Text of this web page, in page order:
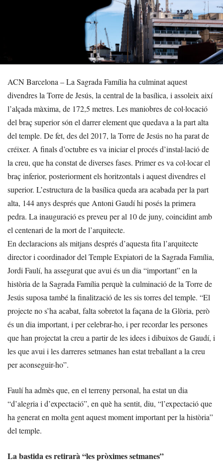
ACN Barcelona – La Sagrada Família ha culminat aquest
divendres la Torre de Jesús, la central de la basílica, i assoleix així
l’alçada màxima, de 172,5 metres. Les maniobres de col·locació
del braç superior són el darrer element que quedava a la part alta
del temple. De fet, des del 2017, la Torre de Jesús no ha parat de
créixer. A finals d’octubre es va iniciar el procés d’instal·lació de
la creu, que ha constat de diverses fases. Primer es va col·locar el
braç inferior, posteriorment els horitzontals i aquest divendres el
superior. L’estructura de la basílica queda ara acabada per la part
alta, 144 anys després que Antoni Gaudí hi posés la primera
pedra. La inauguració es preveu per al 10 de juny, coincidint amb
el centenari de la mort de l’arquitecte.
En declaracions als mitjans després d’aquesta fita l’arquitecte
director i coordinador del Temple Expiatori de la Sagrada Família,
Jordi Faulí, ha assegurat que avui és un dia “important” en la
història de la Sagrada Família perquè la culminació de la Torre de
Jesús suposa també la finalització de les sis torres del temple. “El
projecte no s’ha acabat, falta sobretot la façana de la Glòria, però
és un dia important, i per celebrar-ho, i per recordar les persones
que han projectat la creu a partir de les idees i dibuixos de Gaudí, i
les que avui i les darreres setmanes han estat treballant a la creu
per aconseguir-ho”.
Faulí ha admès que, en el terreny personal, ha estat un dia
“d’alegria i d’expectació”, en què ha sentit, diu, “l’expectació que
ha generat en molta gent aquest moment important per la història”
del temple.
La bastida es retirarà “les pròximes setmanes”